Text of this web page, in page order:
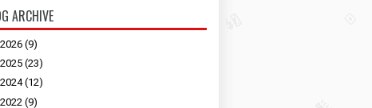
ARCHIVE
2026 (9)
2025 (23)
2024 (12)
2022 (9)